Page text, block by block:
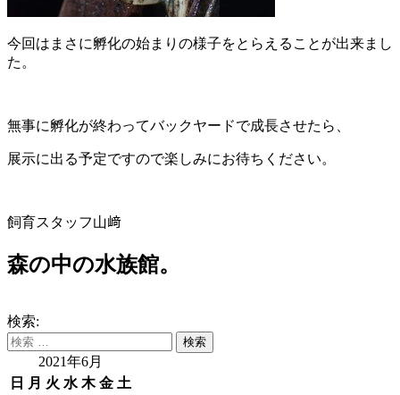
今回はまさに孵化の始まりの様子をとらえることが出来まし
た。
無事に孵化が終わってバックヤードで成長させたら、
展示に出 る予定ですので楽しみにお待ちください。
飼育スタッフ山﨑
森の中の水族館。
検索:
2021年6月
日
月 火 水 木 金 土